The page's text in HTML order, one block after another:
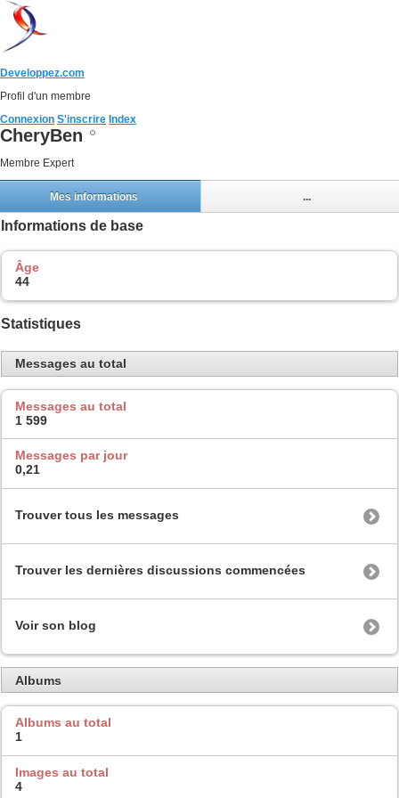
Developpez.com
Profil d'un membre
Connexion S'inscrire Index
CheryBen
Membre Expert
Mes informations ...
Informations de base
Âge
44
Statistiques
Messages au total
Messages au total
1 599
Messages par jour
0,21
Trouver tous les messages
Trouver les dernières discussions commencées
Voir son blog
Albums
Albums au total
1
Images au total
4